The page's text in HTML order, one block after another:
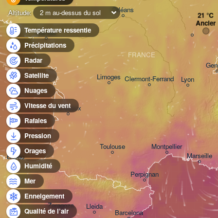
Altitude:
2 m au-dessus du sol
Température ressentie
Précipitations
Radar
Satellite
Nuages
Vitesse du vent
Rafales
Pression
Orages
Humidité
Mer
Enneigement
Qualité de l’air
Zaragoza
Bordeaux
Nantes
Bilbao
Barcelona
Lyon
Marseille
Montpellier
Orléans
Perpignan
Lleida
Clermont-Ferrand
Limoges
Toulouse
FRANCE
Ancier